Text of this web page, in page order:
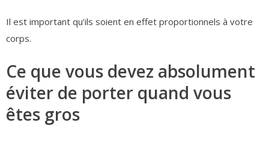
Il est important qu’ils soient en effet proportionnels à votre
corps.
Ce que vous devez absolument
éviter de porter quand vous
êtes gros